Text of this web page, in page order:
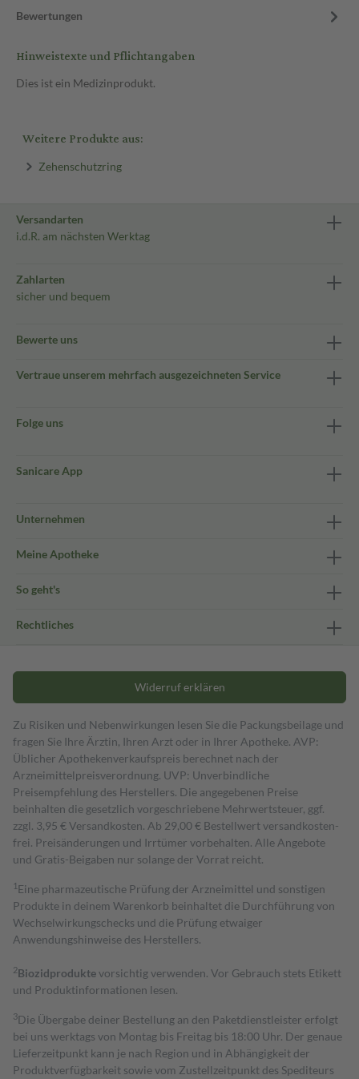
Bewertungen
Hinweistexte und Pflichtangaben
Dies ist ein Medizinprodukt.
Weitere Produkte aus:
Zehenschutzring
Versandarten
i.d.R. am nächsten Werktag
Zahlarten
sicher und bequem
Bewerte uns
Vertraue unserem mehrfach ausgezeichneten Service
Folge uns
Sanicare App
Unternehmen
Meine Apotheke
So geht's
Rechtliches
Widerruf erklären
Zu Risiken und Nebenwirkungen lesen Sie die Packungsbeilage und
fragen Sie Ihre Ärztin, Ihren Arzt oder in Ihrer Apotheke. AVP:
Üblicher Apothekenverkaufspreis berechnet nach der
Arzneimittelpreisverordnung. UVP: Unverbindliche
Preisempfehlung des Herstellers. Die angegebenen Preise
beinhalten die gesetzlich vorgeschriebene Mehrwertsteuer, ggf.
zzgl. 3,95 € Versandkosten. Ab 29,00 € Bestell­wert versand­kosten­
frei. Preisänderungen und Irrtümer vorbehalten. Alle Angebote
und Gratis-Beigaben nur solange der Vorrat reicht.
1 Eine pharmazeutische Prüfung der Arzneimittel und sonstigen
Produkte in deinem Warenkorb beinhaltet die Durchführung von
Wechselwirkungschecks und die Prüfung etwaiger
Anwendungshinweise des Herstellers.
2Biozidproduktevorsichtig verwenden. Vor Gebrauch stets Etikett
und Produktinformationen lesen.
3Die Übergabe deiner Bestellung an den Paketdienstleister erfolgt
bei uns werktags von Montag bis Freitag bis 18:00 Uhr. Der genaue
Lieferzeitpunkt kann je nach Region und in Abhängigkeit der
Produktverfügbarkeit sowie vom Zustellzeitpunkt des Spediteurs